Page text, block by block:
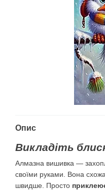
Опис
Викладіть
Алмазна вишивка —
своїми руками. Вона
швидше. Просто